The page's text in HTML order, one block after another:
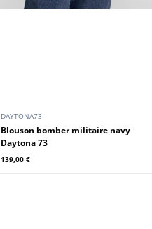
DAYTONA73
Blouson bomber militaire navy
Daytona 73
139,00 €